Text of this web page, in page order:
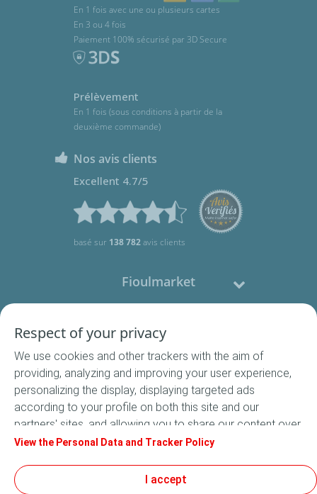
En 1 fois avec une ou plusieurs cartes
En 3 ou 4 fois
Paiement 100% sécurisé par 3D Secure
Prélèvement
En 1 fois (sous conditions à partir de la
deuxième commande)
Nos avis clients
Excellent 4.7/5
basé sur 138 782avis clients
Fioulmarket
Nous contacter
Suivez-nous
Conditions Générales de Vente
Respect of your privacy
We use cookies and other trackers with the aim of
providing, analyzing and improving your user experience,
personalizing the display, displaying targeted ads
according to your profile on both this site and our
partners' sites, and allowing you to share our content over
social media. In accordance with French legislation,
default. You can change your cookie settings at any time
View the Personal Data and Tracker Policy
I accept